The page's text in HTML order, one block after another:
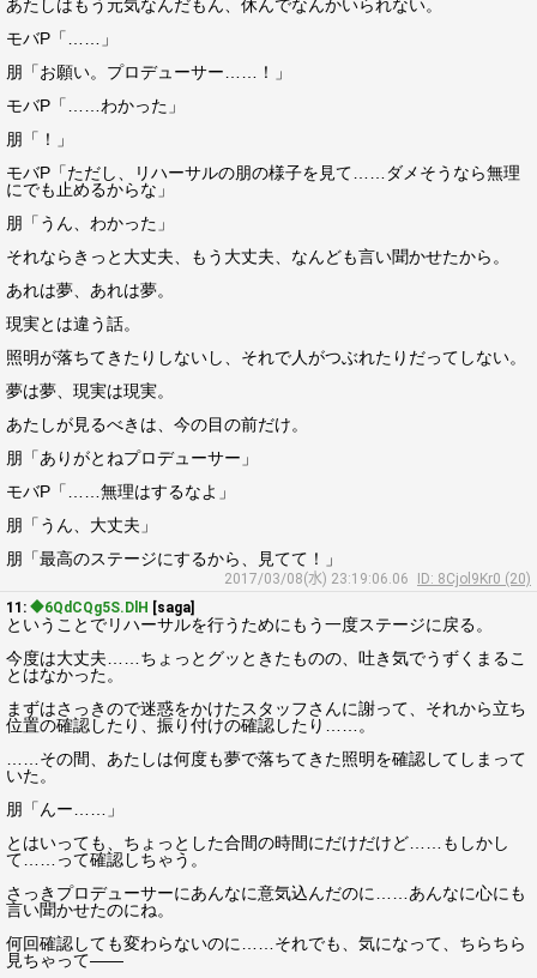
あたしはもう元気なんだもん、休んでなんかいられない。
モバP「……」
朋「お願い。プロデューサー……！」
モバP「……わかった」
朋「！」
モバP「ただし、リハーサルの朋の様子を見て……ダメそうなら無理
にでも止めるからな」
朋「うん、わかった」
それならきっと大丈夫、もう大丈夫、なんども言い聞かせたから。
あれは夢、あれは夢。
現実とは違う話。
照明が落ちてきたりしないし、それで人がつぶれたりだってしない。
夢は夢、現実は現実。
あたしが見るべきは、今の目の前だけ。
朋「ありがとねプロデューサー」
モバP「……無理はするなよ」
朋「うん、大丈夫」
朋「最高のステージにするから、見てて！」
2017/03/08(水) 23:19:06.06
ID: 8Cjol9Kr0 (20)
11: ◆6QdCQg5S.DlH [saga]
ということでリハーサルを行うためにもう一度ステージに戻る。
今度は大丈夫……ちょっとグッときたものの、吐き気でうずくまるこ
とはなかった。
まずはさっきので迷惑をかけたスタッフさんに謝って、それから立ち
位置の確認したり、振り付けの確認したり……。
……その間、あたしは何度も夢で落ちてきた照明を確認してしまって
いた。
朋「んー……」
とはいっても、ちょっとした合間の時間にだけだけど……もしかし
て……って確認しちゃう。
さっきプロデューサーにあんなに意気込んだのに……あんなに心にも
言い聞かせたのにね。
何回確認しても変わらないのに……それでも、気になって、ちらちら
見ちゃって――